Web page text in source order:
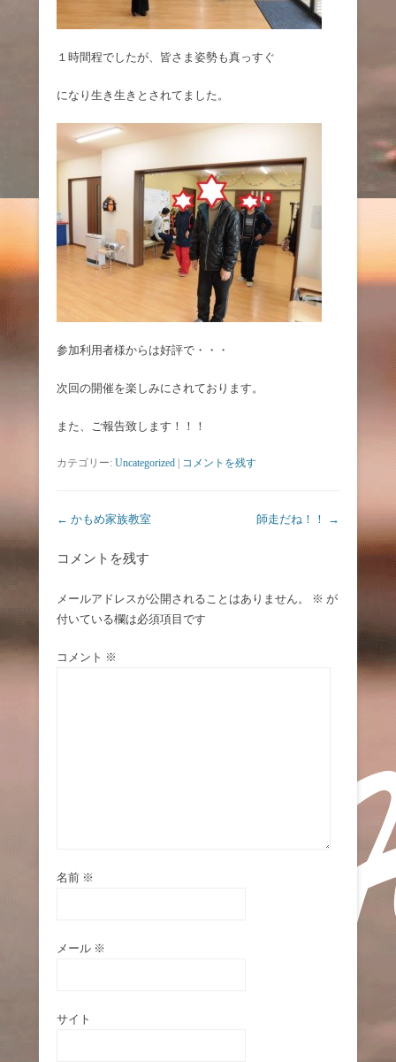
１時間程でしたが、皆さま姿勢も真っすぐ
になり生き生きとされてました。
参加利用者様からは好評で・・・
次回の開催を楽しみにされております。
また、ご報告致します！！！
カテゴリー: Uncategorized コメントを残す
投稿ナビゲーション
← かもめ家族教室 師走だね！！ →
コメントを残す
メールアドレスが公開されることはありません。 ※ が
付いている欄は必須項目です
コメント ※
名前 ※
メール ※
サイト